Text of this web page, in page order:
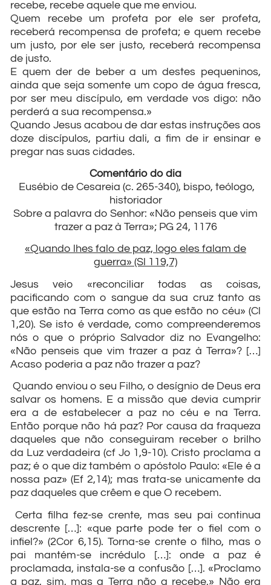
recebe, recebe aquele que me enviou.
Quem recebe um profeta por ele ser profeta,
receberá recompensa de profeta; e quem recebe
um justo, por ele ser justo, receberá recompensa
de justo.
E quem der de beber a um destes pequeninos,
ainda que seja somente um copo de água fresca,
por ser meu discípulo, em verdade vos digo: não
perderá a sua recompensa.»
Quando Jesus acabou de dar estas instruções aos
doze discípulos, partiu dali, a fim de ir ensinar e
pregar nas suas cidades.
Comentário do dia
Eusébio de Cesareia (c. 265-340), bispo, teólogo,
historiador
Sobre a palavra do Senhor: «Não penseis que vim
trazer a paz à Terra»; PG 24, 1176
«Quando lhes falo de paz, logo eles falam de
guerra» (Sl 119,7)
Jesus veio «reconciliar todas as coisas,
pacificando com o sangue da sua cruz tanto as
que estão na Terra como as que estão no céu» (Cl
1,20). Se isto é verdade, como compreenderemos
nós o que o próprio Salvador diz no Evangelho:
«Não penseis que vim trazer a paz à Terra»? […]
Acaso poderia a paz não trazer a paz?
Quando enviou o seu Filho, o desígnio de Deus era
salvar os homens. E a missão que devia cumprir
era a de estabelecer a paz no céu e na Terra.
Então porque não há paz? Por causa da fraqueza
daqueles que não conseguiram receber o brilho
da Luz verdadeira (cf Jo 1,9-10). Cristo proclama a
paz; é o que diz também o apóstolo Paulo: «Ele é a
nossa paz» (Ef 2,14); mas trata-se unicamente da
paz daqueles que crêem e que O recebem.
Certa filha fez-se crente, mas seu pai continua
descrente […]: «que parte pode ter o fiel com o
infiel?» (2Cor 6,15). Torna-se crente o filho, mas o
pai mantém-se incrédulo […]: onde a paz é
proclamada, instala-se a confusão […]. «Proclamo
a paz, sim, mas a Terra não a recebe.» Não era